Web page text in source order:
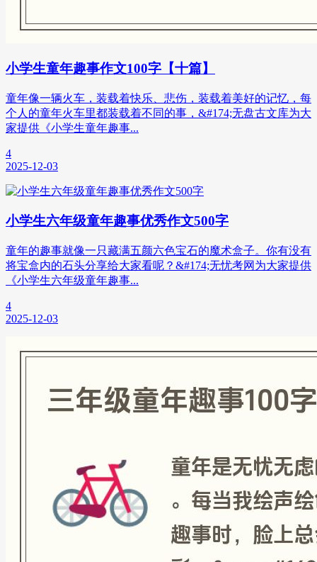
小学生童年趣事作文100字【十篇】
童年像一辆火车，装载着快乐、悲伤，装载着美好的记忆，每
个人的童年火车里都装载着不同的事，&#174;无盘古文库为大
家提供《小学生童年趣事...
4
2025-12-03
小学生六年级童年趣事优秀作文500字
童年的趣事就像一只藏满五颜六色宝石的魔术盒子。你有没有
将宝盒内的石头分享给大家看呢？&#174;无忧考网为大家提供
《小学生六年级童年趣事...
4
2025-12-03